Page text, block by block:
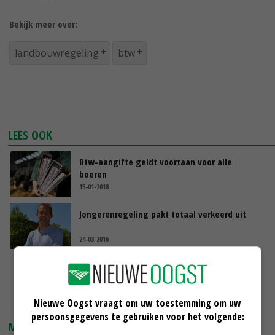
Bekijk meer over:
landbouwregeling btw
LEES OOK
Btw-aangifte geldt voortaan voor alle
boeren
15-01-2018
Jongerenregeling pakt totaal verkeerd uit
24-03-2016
10 miljoen euro voor jonge boeren
MARKTPRIJZEN
Nieuwe Oogst vraagt om uw toestemming om uw
persoonsgegevens te gebruiken voor het volgende: